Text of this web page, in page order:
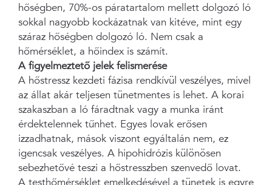
hőségben, 70%-os páratartalom mellett dolgozó ló
sokkal nagyobb kockázatnak van kitéve, mint egy
száraz hőségben dolgozó ló. Nem csak a
hőmérséklet, a hőindex is számít.
A figyelmeztető jelek felismerése
A hőstressz kezdeti fázisa rendkívül veszélyes, mivel
az állat akár teljesen tünetmentes is lehet. A korai
szakaszban a ló fáradtnak vagy a munka iránt
érdektelennek tűnhet. Egyes lovak erősen
izzadhatnak, mások viszont egyáltalán nem, ez
igencsak veszélyes. A hipohidrózis különösen
sebezhetővé teszi a hőstresszben szenvedő lovat.